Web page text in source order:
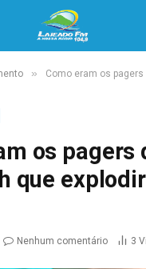
» Como eram os pagers do Hezbollah
os pagers
que
Nenhum comentário 3